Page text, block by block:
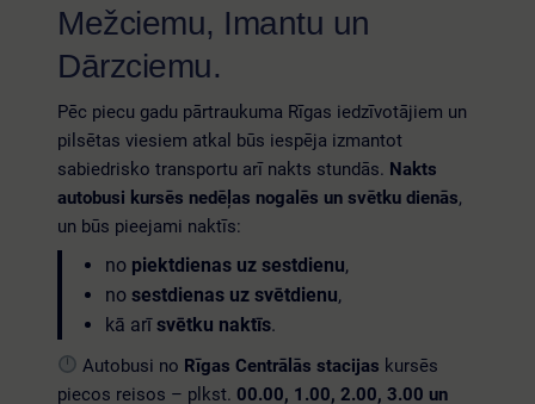
Mežciemu, Imantu un
Dārzciemu.
Pēc piecu gadu pārtraukuma Rīgas iedzīvotājiem un
pilsētas viesiem atkal būs iespēja izmantot
sabiedrisko transportu arī nakts stundās. Nakts
autobusi kursēs nedēļas nogalēs un svētku dienās,
un būs pieejami naktīs:
no piektdienas uz sestdienu,
no sestdienas uz svētdienu,
kā arīsvētku naktīs.
Autobusi no Rīgas Centrālās stacijas kursēs
piecos reisos – plkst. 00.00, 1.00, 2.00, 3.00 un